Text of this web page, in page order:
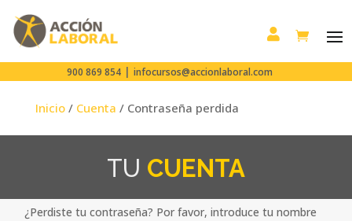

900 869 854 | infocursos@accionlaboral.com
Inicio/ Cuenta / Contraseña perdida
TU CUENTA
¿Perdiste tu contraseña? Por favor, introduce tu nombre